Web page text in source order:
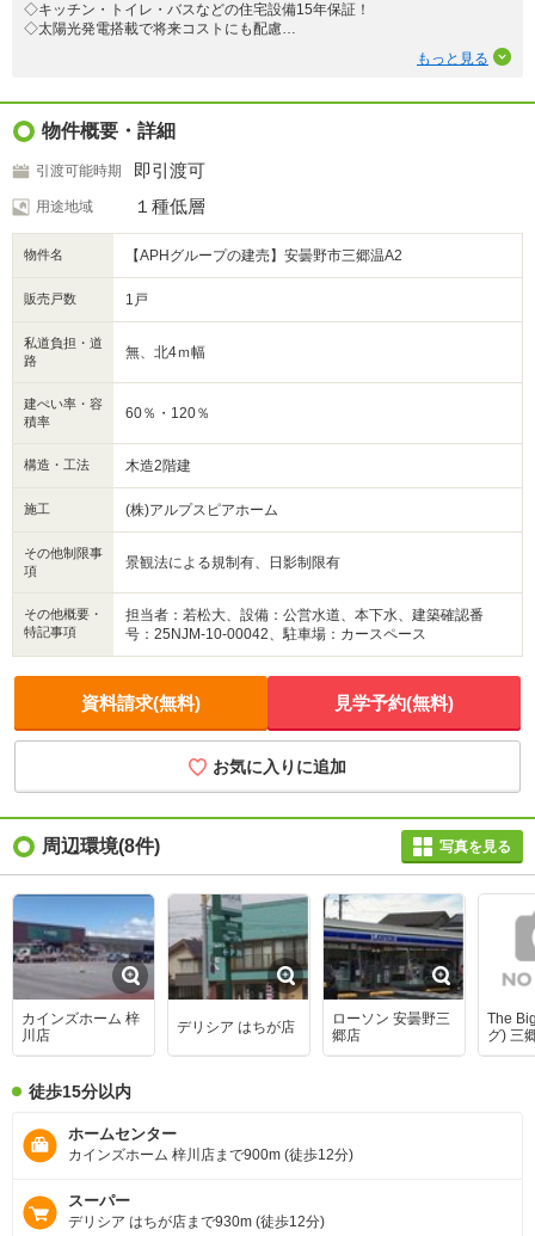
◇キッチン・トイレ・バスなどの住宅設備15年保証！
◇太陽光発電搭載で将来コストにも配慮
【この物件のPoint！】
◇お子様の成長に合わせて5.7帖×2部屋に分割可能な2階洋室！
◇主寝室WIC2.5帖！ たっぷり収納できます！
◇２階廊下にカウンター設置！家事にも勉強にも使える便利な空間！
◇カインズ梓川店まで900m（徒歩12分）
※敷地延長 44.91m²あります。
もっと見る
物件概要・詳細
引渡可能時期 即引渡可
用途地域 １種低層
物件名 【APHグループの建売】安曇野市三郷温A2
販売戸数 1戸
私道負担・道
路
無、北4ｍ幅
建ぺい率・容
積率
60％・120％
構造・工法 木造2階建
施工 (株)アルプスピアホーム
その他制限事
項
景観法による規制有、日影制限有
その他概要・
特記事項
担当者：若松大、設備：公営水道、本下水、建築確認番
号：25NJM-10-00042、駐車場：カースペース
資料請求(無料) 見学予約(無料)
お気に入りに追加
周辺環境(8件) 写真を見る
カインズホーム 梓
川店
デリシア はちが店
ローソン 安曇野三
郷店
The
グ) 三
徒歩15分以内
ホームセンター
カインズホーム 梓川店まで900m (徒歩12分)
スーパー
デリシア はちが店まで930m (徒歩12分)